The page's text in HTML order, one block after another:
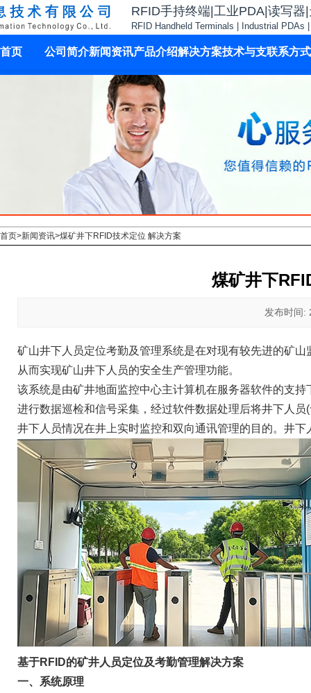
RFID手持终端|工业PDA|读写器
RFID Handheld Terminals | Industrial PDAs
首页 公司简介新闻资讯产品介绍解决方案技术与支联系方式
首页>新闻资讯>煤矿井下RFID技术定位 解决方案
煤矿井下
发布时间:
矿山井下人员定位考勤及管理系统是在对现有较先进的矿
从而实现矿山井下人员的安全生产管理功能。
该系统是由矿井地面监控中心主计算机在服务器软件的支
进行数据巡检和信号采集，经过软件数据处理后将井下人
井下人员情况在井上实时监控和双向通讯管理的目的。井
基于RFID的矿井人员定位及考勤管理解决方案
一、系统原理